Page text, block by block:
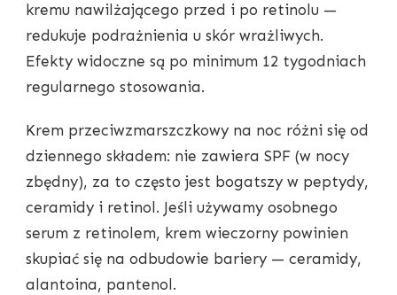
kremu nawilżającego przed i po retinolu —
redukuje podrażnienia u skór wrażliwych.
Efekty widoczne są po minimum 12 tygodniach
regularnego stosowania.
Krem przeciwzmarszczkowy na noc różni się od
dziennego składem: nie zawiera SPF (w nocy
zbędny), za to często jest bogatszy w peptydy,
ceramidy i retinol. Jeśli używamy osobnego
serum z retinolem, krem wieczorny powinien
skupiać się na odbudowie bariery — ceramidy,
alantoina, pantenol.